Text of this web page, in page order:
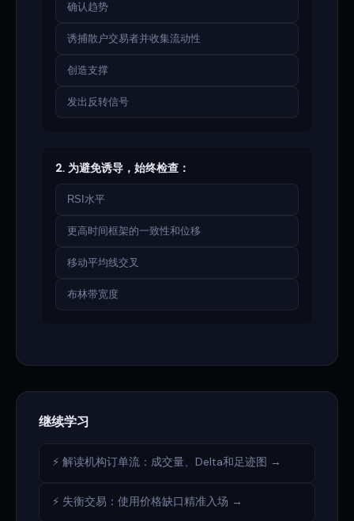
确认趋势
诱捕散户交易者并收集流动性
创造支撑
发出反转信号
2. 为避免诱导，始终检查：
RSI水平
更高时间框架的一致性和位移
移动平均线交叉
布林带宽度
继续学习
⚡ 解读机构订单流：成交量、Delta和足迹图 →
⚡ 失衡交易：使用价格缺口精准入场 →